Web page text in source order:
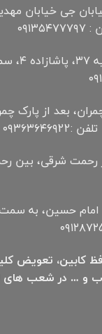
:
حسین، به سمت
کابین، تعویض
و … در شعب